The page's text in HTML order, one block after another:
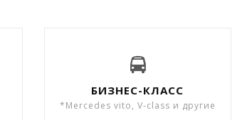
БИЗНЕС-КЛАСС
*Mercedes vito, V-class и другие